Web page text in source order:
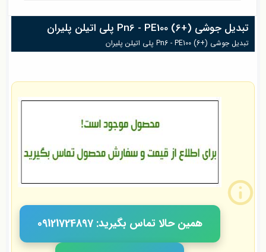
تبدیل جوشی Pn6 - PE100 (6+) پلی اتیلن پلیران
تبدیل جوشی Pn6 - PE100 (6+) پلی اتیلن پلیران
همین حالا تماس بگیرید: 09121724897